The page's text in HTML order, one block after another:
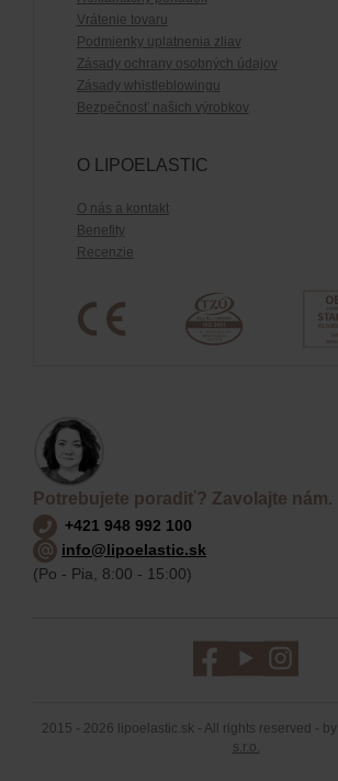
Vrátenie tovaru
Podmienky uplatnenia zliav
Zásady ochrany osobných údajov
Zásady whistleblowingu
Bezpečnosť našich výrobkov
O LIPOELASTIC
O nás a kontakt
Benefity
Recenzie
Potrebujete poradiť? Zavolajte nám.
+421 948 992 100
info@lipoelastic.sk
(Po - Pia, 8:00 - 15:00)
2015 - 2026 lipoelastic.sk - All rights reserved - by
s.r.o.